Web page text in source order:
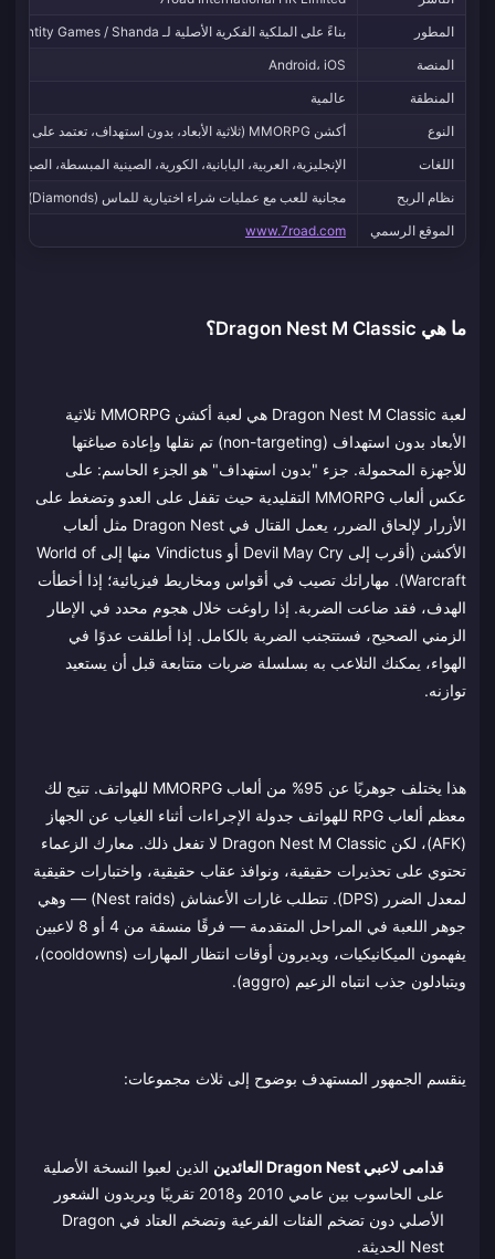
المطور
بناءً على الملكية الفكرية الأصلية لـ Eyedentity Games / Shanda، بتطوير 7road
المنصة
Android، iOS
المنطقة
عالمية
النوع
أكشن MMORPG (ثلاثية الأبعاد، بدون استهداف، تعتمد على الكومبو)
اللغات
الإنجليزية، العربية، اليابانية، الكورية، الصينية المبسطة، الصينية
نظام الربح
مجانية للعب مع عمليات شراء اختيارية للماس (Diamonds)
الموقع الرسمي
www.7road.com
ما هي Dragon Nest M Classic؟
لعبة Dragon Nest M Classic هي لعبة أكشن MMORPG ثلاثية
الأبعاد بدون استهداف (non-targeting) تم نقلها وإعادة صياغتها
للأجهزة المحمولة. جزء "بدون استهداف" هو الجزء الحاسم: على
عكس ألعاب MMORPG التقليدية حيث تقفل على العدو وتضغط على
الأزرار لإلحاق الضرر، يعمل القتال في Dragon Nest مثل ألعاب
الأكشن (أقرب إلى Devil May Cry أو Vindictus منها إلى World of
Warcraft). مهاراتك تصيب في أقواس ومخاريط فيزيائية؛ إذا أخطأت
الهدف، فقد ضاعت الضربة. إذا راوغت خلال هجوم محدد في الإطار
الزمني الصحيح، فستتجنب الضربة بالكامل. إذا أطلقت عدوًا في
الهواء، يمكنك التلاعب به بسلسلة ضربات متتابعة قبل أن يستعيد
توازنه.
هذا يختلف جوهريًا عن 95% من ألعاب MMORPG للهواتف. تتيح لك
معظم ألعاب RPG للهواتف جدولة الإجراءات أثناء الغياب عن الجهاز
(AFK)، لكن Dragon Nest M Classic لا تفعل ذلك. معارك الزعماء
تحتوي على تحذيرات حقيقية، ونوافذ عقاب حقيقية، واختبارات حقيقية
لمعدل الضرر (DPS). تتطلب غارات الأعشاش (Nest raids) — وهي
جوهر اللعبة في المراحل المتقدمة — فرقًا منسقة من 4 أو 8 لاعبين
يفهمون الميكانيكيات، ويديرون أوقات انتظار المهارات (cooldowns)،
ويتبادلون جذب انتباه الزعيم (aggro).
ينقسم الجمهور المستهدف بوضوح إلى ثلاث مجموعات:
قدامى لاعبي Dragon Nest العائدين
الذين لعبوا النسخة الأصلية
على الحاسوب بين عامي 2010 و2018 تقريبًا ويريدون الشعور
الأصلي دون تضخم الفئات الفرعية وتضخم العتاد في Dragon
Nest الحديثة.